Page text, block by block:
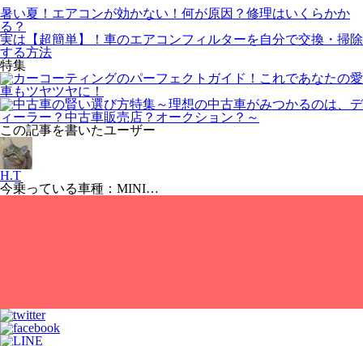
暑い夏！エアコンが効かない！何が原因？修理はいくらかか
る？
実は【超簡単】！車のエアコンフィルターを自分で交換・掃除
する方法
特集
この記事を書いたユーザー
H.T
今乗っている車種：MINI…